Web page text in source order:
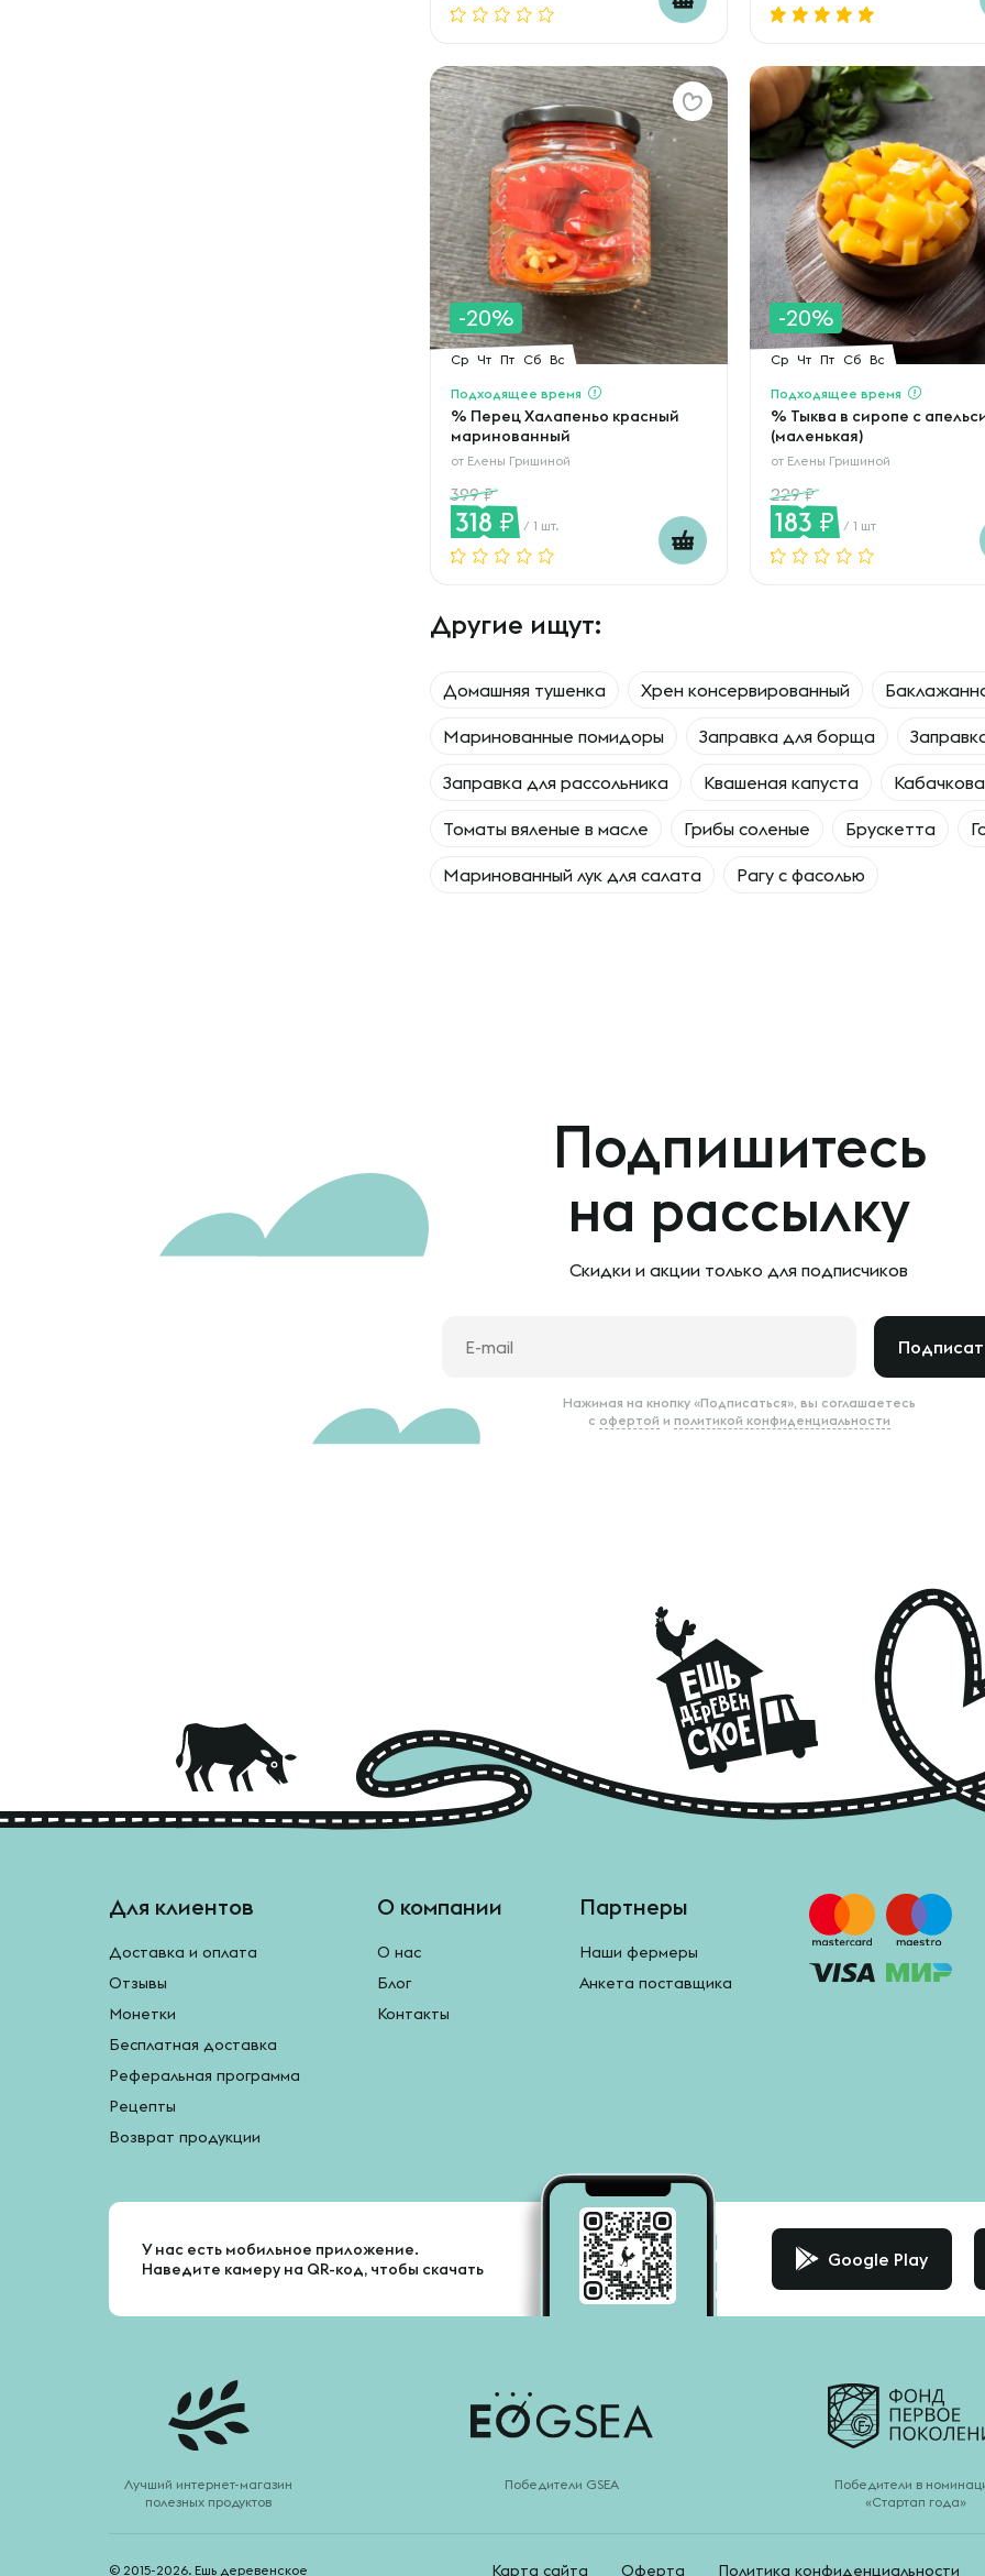
-20%
Ср Чт Пт Сб Вс
Подходящее время
% Перец Халапеньо красный
маринованный
от Елены Гришиной
399
318 / 1 шт.
-20%
Ср Чт Пт Сб Вс
Подходящее время
% Тыква в сиропе с
(маленькая)
от Елены Гришиной
229
183 / 1 шт
Другие ищут:
Домашняя тушенка Хрен консервированный
Маринованные помидоры Заправка для борща
Заправка для рассольника Квашеная капуста
Томаты вяленые в масле Грибы соленые Брускетта
Маринованный лук для салата Рагу с фасолью
Подпишитесь
на рассылку
Скидки и акции только для подписчиков
Нажимая на кнопку «Подписаться», вы соглашаетесь
с офертой и политикой конфиденциальности
Для клиентов
Доставка и оплата
Отзывы
Монетки
Бесплатная доставка
Реферальная программа
Рецепты
Возврат продукции
О компании
О нас
Блог
Контакты
Партнеры
Наши фермеры
Анкета поставщика
У нас есть мобильное приложение.
Наведите камеру на QR-код, чтобы скачать
Google Play
Лучший интернет-магазин
полезных продуктов
Победители GSEA
Победители в
«Стартап года»
© 2015-2026. Ешь деревенское Карта сайта Оферта Политика конфиденциальности